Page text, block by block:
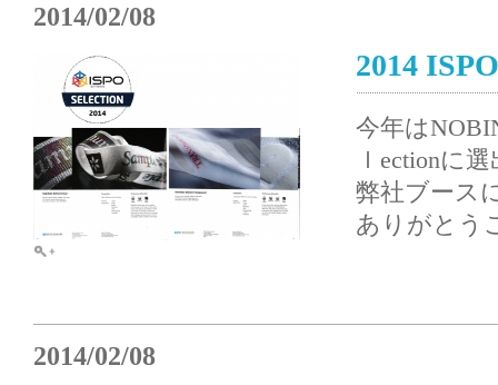
2014/02/08
2014
今年は
ｌectionに
弊社ブース
ありがとう
2014/02/08